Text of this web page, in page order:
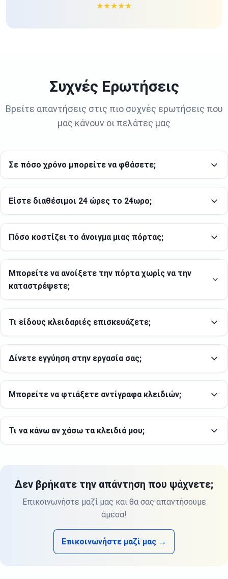
★★★★★
Συχνές Ερωτήσεις
Βρείτε απαντήσεις στις πιο συχνές ερωτήσεις που
μας κάνουν οι πελάτες μας
Σε πόσο χρόνο μπορείτε να φθάσετε;
Είστε διαθέσιμοι 24 ώρες το 24ωρο;
Πόσο κοστίζει το άνοιγμα μιας πόρτας;
Μπορείτε να ανοίξετε την πόρτα χωρίς να την
καταστρέψετε;
Τι είδους κλειδαριές επισκευάζετε;
Δίνετε εγγύηση στην εργασία σας;
Μπορείτε να φτιάξετε αντίγραφα κλειδιών;
Τι να κάνω αν χάσω τα κλειδιά μου;
Δεν βρήκατε την απάντηση που ψάχνετε;
Επικοινωνήστε μαζί μας και θα σας απαντήσουμε
άμεσα!
Επικοινωνήστε μαζί μας →